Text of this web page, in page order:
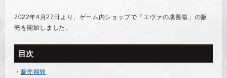
2022年4月27日より、ゲーム内ショップで「エヴァの成長箱」の販
売を開始しました。
目次
・ 販売期間